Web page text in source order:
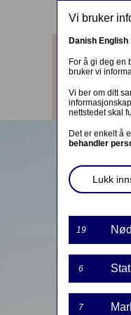
Steder
Kontakt
Logg inn
Vi bruker
Danish English
For å gi deg en
bruker vi
Vi ber om ditt
nettstedet skal
Det er enkelt å
behandler
Lukk
19
6
7